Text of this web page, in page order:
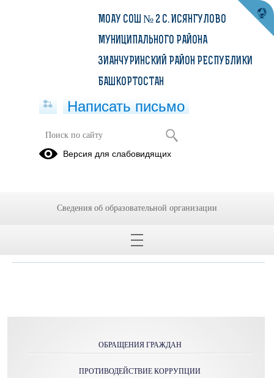
Здоровье
ОБРАЩЕНИЯ ГРАЖДАН
ПРОТИВОДЕЙСТВИЕ КОРРУПЦИИ
МОАУ СОШ № 2 С. ИСЯНГУЛОВО
МУНИЦИПАЛЬНОГО РАЙОНА
ЗИАНЧУРИНСКИЙ РАЙОН РЕСПУБЛИКИ
БАШКОРТОСТАН
Написать письмо
Версия для слабовидящих
Сведения об образовательной организации